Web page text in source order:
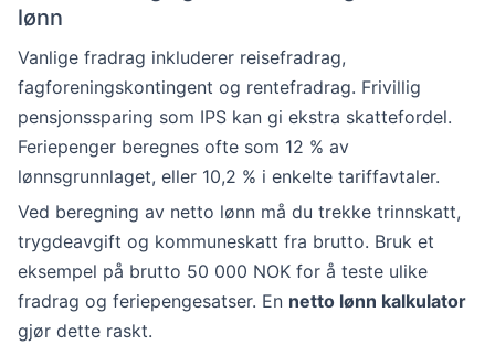
lønn
Vanlige fradrag inkluderer reisefradrag,
fagforeningskontingent og rentefradrag. Frivillig
pensjonssparing som IPS kan gi ekstra skattefordel.
Feriepenger beregnes ofte som 12 % av
lønnsgrunnlaget, eller 10,2 % i enkelte tariffavtaler.
Ved beregning av netto lønn må du trekke trinnskatt,
trygdeavgift og kommuneskatt fra brutto. Bruk et
eksempel på brutto 50 000 NOK for å teste ulike
fradrag og feriepengesatser. En netto lønn kalkulator
gjør dette raskt.